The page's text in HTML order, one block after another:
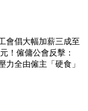
會倡大幅加薪三成至
！僱傭公會反擊：
力全由僱主「硬食」